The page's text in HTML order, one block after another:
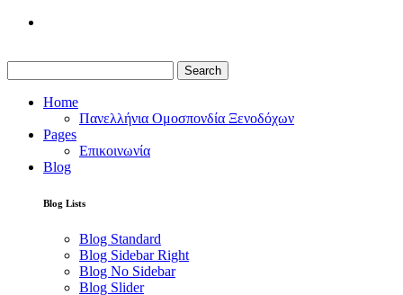
Search
Home
Πανελλήνια Ομοσπονδία Ξενοδόχων
Pages
Επικοινωνία
Blog
Blog Lists
Blog Standard
Blog Sidebar Right
Blog No Sidebar
Blog Slider